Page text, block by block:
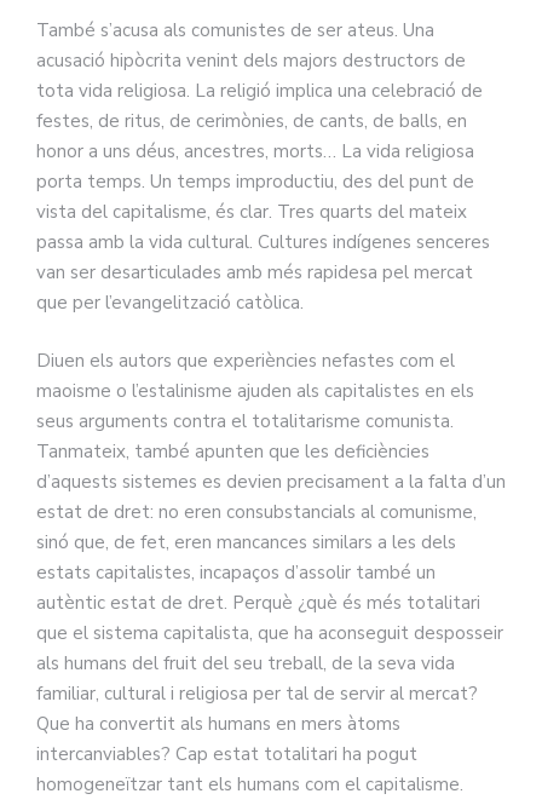
També s’acusa als comunistes de ser ateus. Una
acusació hipòcrita venint dels majors destructors de
tota vida religiosa. La religió implica una celebració de
festes, de ritus, de cerimònies, de cants, de balls, en
honor a uns déus, ancestres, morts… La vida religiosa
porta temps. Un temps improductiu, des del punt de
vista del capitalisme, és clar. Tres quarts del mateix
passa amb la vida cultural. Cultures indígenes senceres
van ser desarticulades amb més rapidesa pel mercat
que per l’evangelització catòlica.
Diuen els autors que experiències nefastes com el
maoisme o l’estalinisme ajuden als capitalistes en els
seus arguments contra el totalitarisme comunista.
Tanmateix, també apunten que les deficiències
d’aquests sistemes es devien precisament a la falta d’un
estat de dret: no eren consubstancials al comunisme,
sinó que, de fet, eren mancances similars a les dels
estats capitalistes, incapaços d’assolir també un
autèntic estat de dret. Perquè ¿què és més totalitari
que el sistema capitalista, que ha aconseguit desposseir
als humans del fruit del seu treball, de la seva vida
familiar, cultural i religiosa per tal de servir al mercat?
Que ha convertit als humans en mers àtoms
intercanviables? Cap estat totalitari ha pogut
homogeneïtzar tant els humans com el capitalisme.